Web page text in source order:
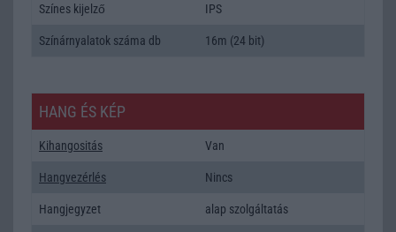
Színes kijelző IPS
Színárnyalatok száma db 16m (24 bit)
HANG ÉS KÉP
Kihangositás Van
Hangvezérlés Nincs
Hangjegyzet alap szolgáltatás